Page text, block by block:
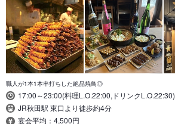
職人が1本1本串打ちした絶品焼鳥◎
17:00～23:00(料理L.O.22:00,ドリンクL.O.22:30)
JR秋田駅 東口より徒歩約4分
宴会平均：4,500円